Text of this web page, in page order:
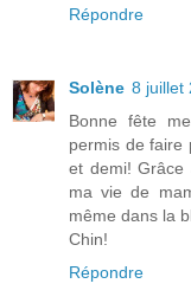
Répondre
Solène 8 juillet
Bonne fête
permis de faire
et demi!
ma vie de
même dans la
Chin!
Répondre